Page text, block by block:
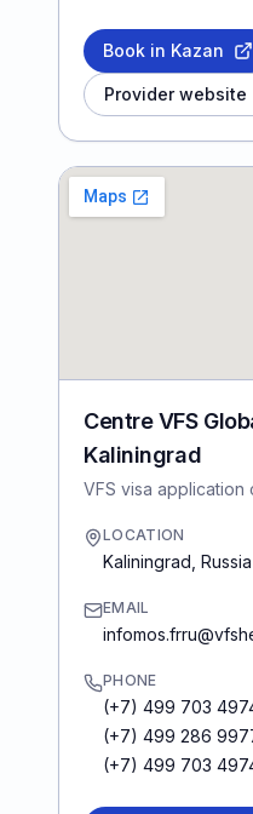
Book in Kazan
Provider website
Centre VFS
Kaliningrad
VFS visa application
LOCATION
Kaliningrad Russia
EMAIL
PHONE
(+7) 499 703
(+7) 499 286
(+7) 499 703